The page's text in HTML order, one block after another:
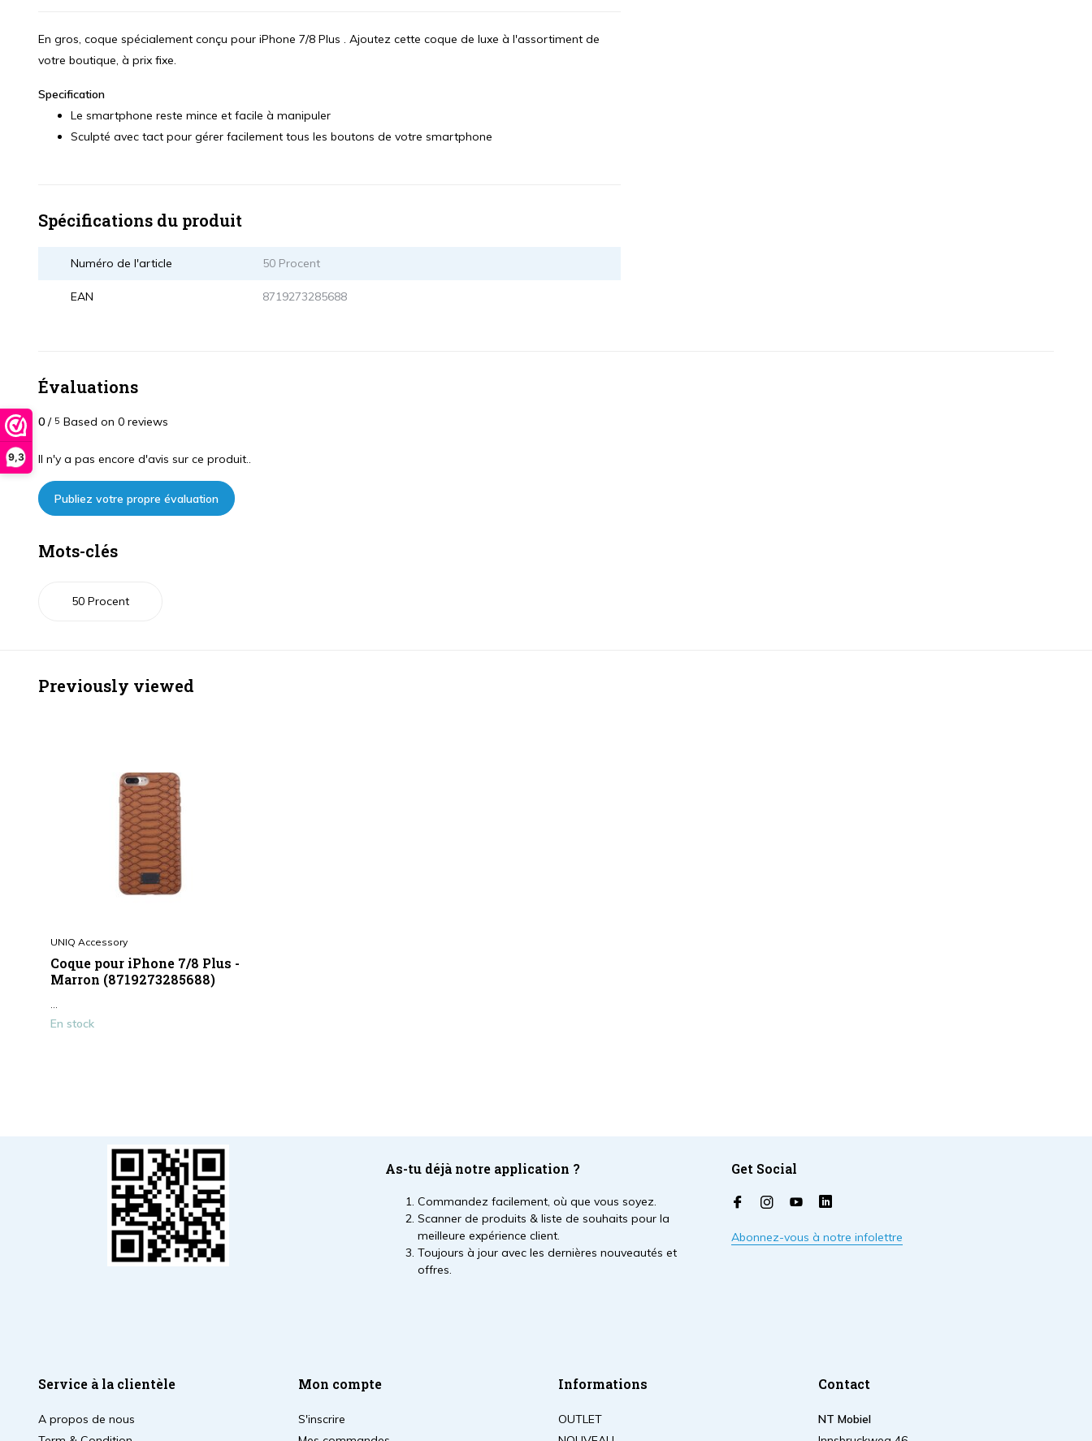
9,3
En gros, coque spécialement conçu pour iPhone 7/8 Plus . Ajoutez cette coque de luxe à l'assortiment de
votre boutique, à prix fixe.
Specification
Le smartphone reste mince et facile à manipuler
Sculpté avec tact pour gérer facilement tous les boutons de votre smartphone
Spécifications du produit
Numéro de l'article 50 Procent
EAN 8719273285688
Évaluations
0 / 5 Based on 0 reviews
Il n'y a pas encore d'avis sur ce produit..
Publiez votre propre évaluation
Mots-clés
50 Procent
Previously viewed
UNIQ Accessory
Coque pour iPhone 7/8 Plus -
Marron (8719273285688)
En stock
As-tu déjà notre application ?
Commandez facilement, où que vous soyez.
Scanner de produits & liste de souhaits pour la
meilleure expérience client.
Toujours à jour avec les dernières nouveautés et
offres.
Get Social
Abonnez-vous à notre infolettre
Service à la clientèle
A propos de nous
Mon compte
S'inscrire
Informations
OUTLET
Contact
NT Mobiel